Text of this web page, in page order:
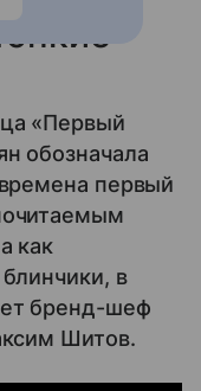
«Первый
обозначала
первый
как
в
бренд-шеф
Шитов.